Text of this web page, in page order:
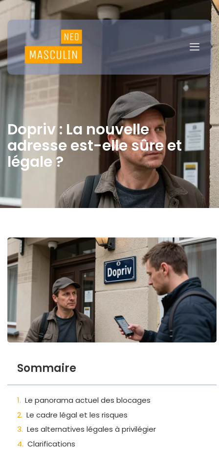
Dopriv : La nouvelle
adresse est-elle sûre et
légale ?
Sommaire
Le panorama actuel des blocages
Le cadre légal et les risques
Les alternatives légales à privilégier
Clarifications